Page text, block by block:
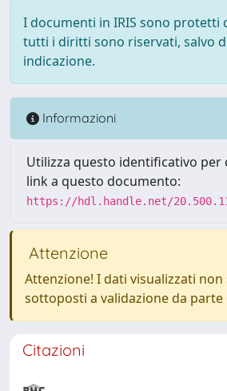
I documenti in IRIS sono protetti
tutti i diritti sono riservati, salvo
indicazione.
Informazioni
Utilizza questo identificativo per
link a questo documento:
https://hdl.handle.net/
Attenzione
Attenzione! I dati visualizzati
sottoposti a validazione da parte
Citazioni